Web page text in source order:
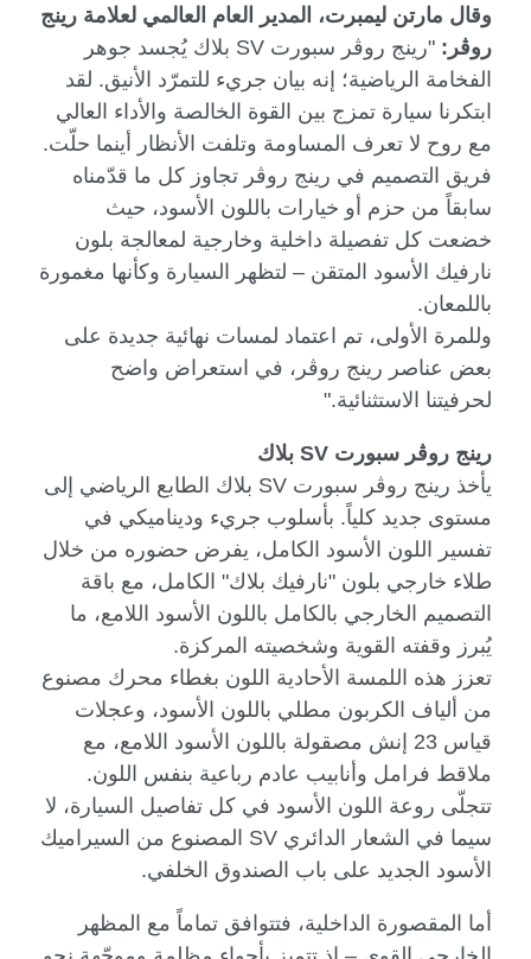
وقال مارتن ليمبرت، المدير العام العالمي لعلامة رينج
روڤر: "رينج روڤر سبورت SV بلاك يُجسد جوهر
الفخامة الرياضية؛ إنه بيان جريء للتمرّد الأنيق. لقد
ابتكرنا سيارة تمزج بين القوة الخالصة والأداء العالي
مع روح لا تعرف المساومة وتلفت الأنظار أينما حلّت.
فريق التصميم في رينج روڤر تجاوز كل ما قدّمناه
سابقاً من حزم أو خيارات باللون الأسود، حيث
خضعت كل تفصيلة داخلية وخارجية لمعالجة بلون
نارفيك الأسود المتقن – لتظهر السيارة وكأنها مغمورة
باللمعان.
وللمرة الأولى، تم اعتماد لمسات نهائية جديدة على
بعض عناصر رينج روڤر، في استعراض واضح
لحرفيتنا الاستثنائية."
رينج روڤر سبورت SV بلاك
يأخذ رينج روڤر سبورت SV بلاك الطابع الرياضي إلى
مستوى جديد كلياً. بأسلوب جريء وديناميكي في
تفسير اللون الأسود الكامل، يفرض حضوره من خلال
طلاء خارجي بلون "نارفيك بلاك" الكامل، مع باقة
التصميم الخارجي بالكامل باللون الأسود اللامع، ما
يُبرز وقفته القوية وشخصيته المركزة.
تعزز هذه اللمسة الأحادية اللون بغطاء محرك مصنوع
من ألياف الكربون مطلي باللون الأسود، وعجلات
قياس 23 إنش مصقولة باللون الأسود اللامع، مع
ملاقط فرامل وأنابيب عادم رباعية بنفس اللون.
تتجلّى روعة اللون الأسود في كل تفاصيل السيارة، لا
سيما في الشعار الدائري SV المصنوع من السيراميك
الأسود الجديد على باب الصندوق الخلفي.
أما المقصورة الداخلية، فتتوافق تماماً مع المظهر